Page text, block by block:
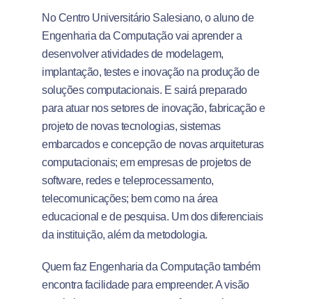
No Centro Universitário Salesiano, o aluno de
Engenharia da Computação vai aprender a
desenvolver atividades de modelagem,
implantação, testes e inovação na produção de
soluções computacionais. E sairá preparado
para atuar nos setores de inovação, fabricação e
projeto de novas tecnologias, sistemas
embarcados e concepção de novas arquiteturas
computacionais; em empresas de projetos de
software, redes e teleprocessamento,
telecomunicações; bem como na área
educacional e de pesquisa. Um dos diferenciais
da instituição, além da metodologia.
Quem faz Engenharia da Computação também
encontra facilidade para empreender. A visão